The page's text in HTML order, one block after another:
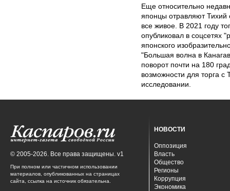
Еще относительно
японцы отравляют Тихий
все живое. В 2021 году
опубликовал в соцсетях
японского
"Большая волна в
поворот почти на 180
возможности для торга
исследовании.
© 2005-2026. Все права защищены. v1
При полном или частичном использовании
материалов, опубликованных на страницах
сайта, ссылка на источник обязательна.
НОВОСТИ
Оппозиция
Власть
Общество
Регионы
Коррупция
Экономика